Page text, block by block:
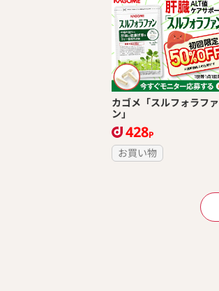
カゴメ「スルフォラファ
ン」
428P
お買い物